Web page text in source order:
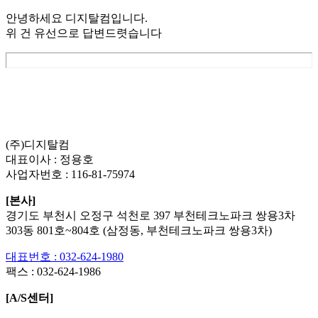
안녕하세요 디지탈컴입니다.
위 건 유선으로 답변드렷습니다
(주)디지탈컴
대표이사 : 정용호
사업자번호 : 116-81-75974
[본사]
경기도 부천시 오정구 석천로 397 부천테크노파크 쌍용3차
303동 801호~804호 (삼정동, 부천테크노파크 쌍용3차)
대표번호 : 032-624-1980
팩스 : 032-624-1986
[A/S센터]